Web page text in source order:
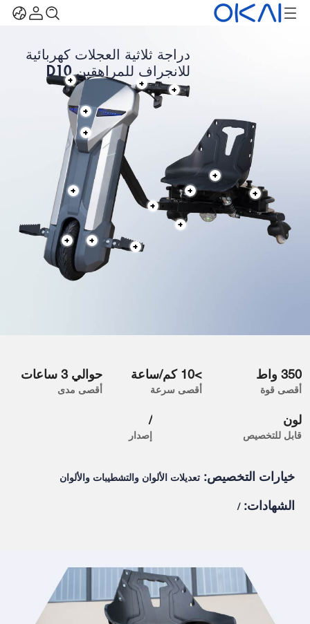
دراجة ثلاثية العجلات كهربائية
للانجراف للمراهقين D10
350 واط
أقصى قوة
>10 كم/ساعة
أقصى سرعة
حوالي 3 ساعات
أقصى مدى
لون
قابل للتخصيص
/
إصدار
خيارات التخصيص: تعديلات الألوان والتشطيبات والألوان
الشهادات:/